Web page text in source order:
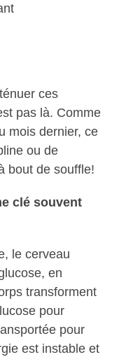
ces
pas là. Comme
mois dernier, ce
ou de
bout de souffle!
clé souvent
le cerveau
en
transforment
pour
pour
est instable et